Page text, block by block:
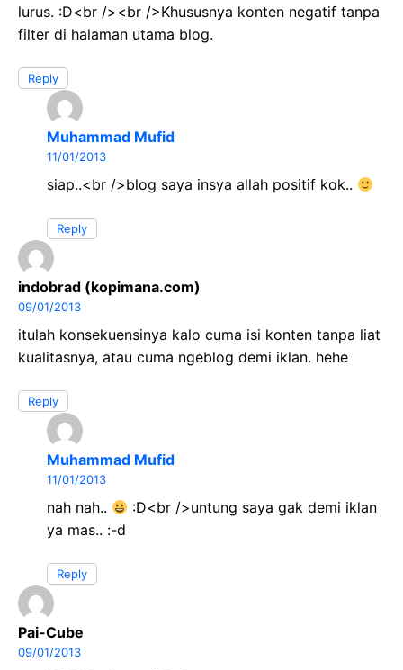
lurus. :D<br /><br />Khususnya konten negatif tanpa
filter di halaman utama blog.
Reply
Muhammad Mufid
11/01/2013
siap..<br />blog saya insya allah positif kok..
Reply
indobrad (kopimana.com)
09/01/2013
itulah konsekuensinya kalo cuma isi konten tanpa liat
kualitasnya, atau cuma ngeblog demi iklan. hehe
Reply
Muhammad Mufid
11/01/2013
nah nah..
:D<br />untung saya gak demi iklan
ya mas.. :-d
Reply
Pai-Cube
09/01/2013